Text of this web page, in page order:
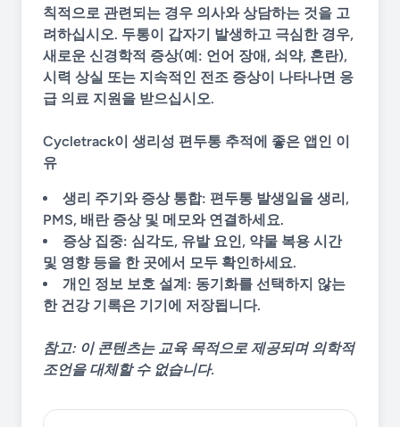
칙적으로 관련되는 경우 의사와 상담하는 것을 고
려하십시오. 두통이 갑자기 발생하고 극심한 경우,
새로운 신경학적 증상(예: 언어 장애, 쇠약, 혼란),
시력 상실 또는 지속적인 전조 증상이 나타나면 응
급 의료 지원을 받으십시오.
Cycletrack이 생리성 편두통 추적에 좋은 앱인 이
유
생리 주기와 증상 통합: 편두통 발생일을 생리,
PMS, 배란 증상 및 메모와 연결하세요.
증상 집중: 심각도, 유발 요인, 약물 복용 시간
및 영향 등을 한 곳에서 모두 확인하세요.
개인 정보 보호 설계: 동기화를 선택하지 않는
한 건강 기록은 기기에 저장됩니다.
참고: 이 콘텐츠는 교육 목적으로 제공되며 의학적
조언을 대체할 수 없습니다.